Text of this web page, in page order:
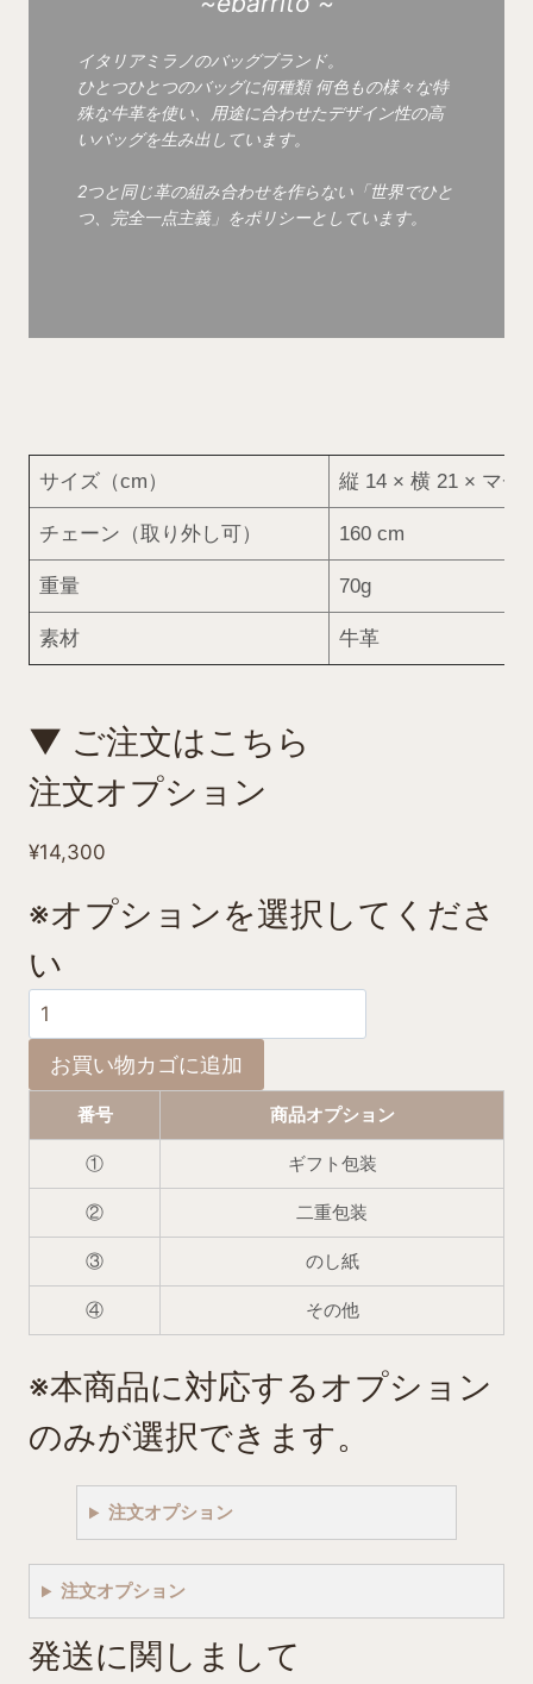
イタリアミラノのバッグブランド。
ひとつひとつのバッグに何種類 何色もの様々な特
殊な牛革を使い、用途に合わせたデザイン性の高
いバッグを生み出しています。
2つと同じ革の組み合わせを作らない「世界でひと
つ、完全一点主義」をポリシーとしています。
サイズ（cm） 縦 14 × 横 21 × マチ
チェーン（取り外し可） 160 cm
重量 70g
素材 牛革
▼ ご注文はこちら
注文オプション
¥14,300
※オプションを選択してくださ
い
ebarritoJOY
POCHETTE
個
お買い物カゴに追加
番号 商品オプション
① ギフト包装
② 二重包装
③ のし紙
④ その他
※本商品に対応するオプション
のみが選択できます。
注文オプション
注文オプション
発送に関しまして